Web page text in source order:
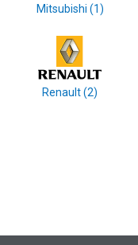
Mitsubishi (1)‎
Renault (2)‎